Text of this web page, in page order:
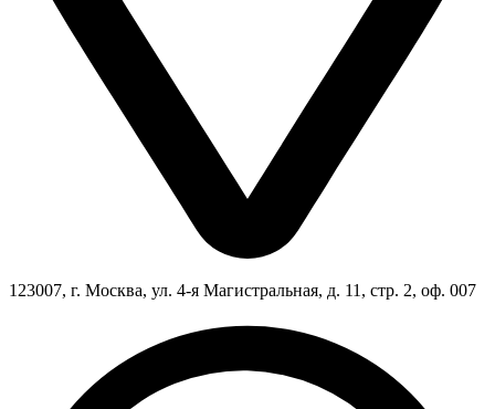
123007, г. Москва, ул. 4-я Магистральная, д. 11, стр. 2, оф. 007